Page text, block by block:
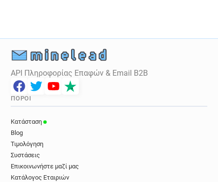
API Πληροφορίας Επαφών & Email B2B
ΠΌΡΟΙ
Κατάσταση
Blog
Τιμολόγηση
Συστάσεις
Επικοινωνήστε μαζί μας
Κατάλογος Εταιριών